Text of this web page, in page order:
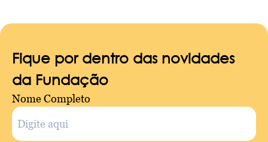
Fique por dentro das novidades
da Fundação
Nome Completo